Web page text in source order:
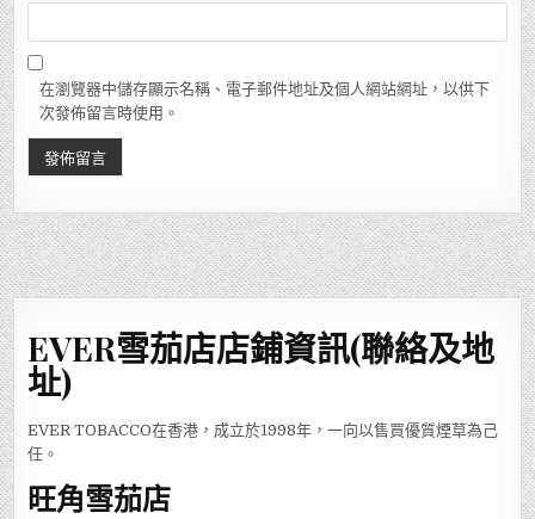
在瀏覽器中儲存顯示名稱、電子郵件地址及個人網站網址，以供下
次發佈留言時使用。
EVER雪茄店店鋪資訊(聯絡及地
址)
EVER TOBACCO在香港，成立於1998年，一向以售買優質煙草為己
任。
旺角雪茄店